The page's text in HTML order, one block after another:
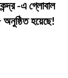
-এ গ্লোবাল
হয়েছে!